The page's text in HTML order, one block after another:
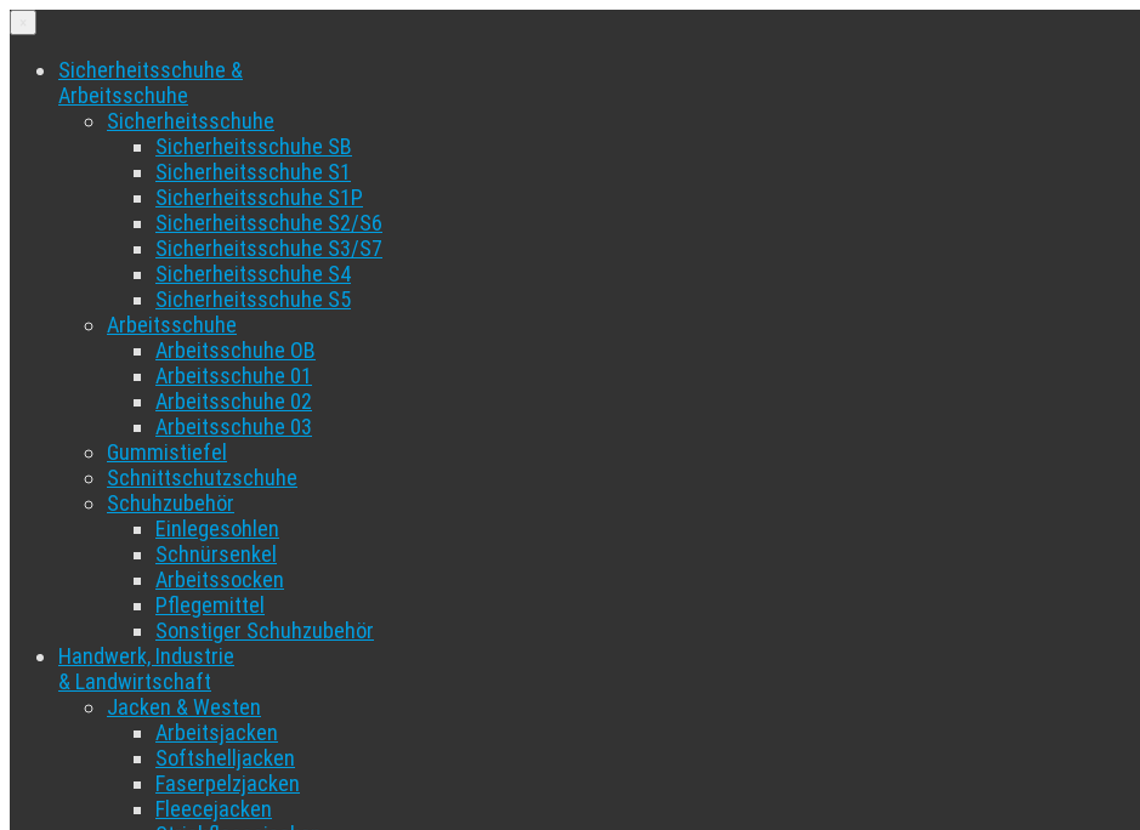
Sicherheitsschuhe &
Arbeitsschuhe
Sicherheitsschuhe
Sicherheitsschuhe SB
Sicherheitsschuhe S1
Sicherheitsschuhe S1P
Sicherheitsschuhe S2/S6
Sicherheitsschuhe S3/S7
Sicherheitsschuhe S4
Sicherheitsschuhe S5
Arbeitsschuhe
Arbeitsschuhe OB
Arbeitsschuhe 01
Arbeitsschuhe 02
Arbeitsschuhe 03
Gummistiefel
Schnittschutzschuhe
Schuhzubehör
Einlegesohlen
Schnürsenkel
Arbeitssocken
Pflegemittel
Sonstiger Schuhzubehör
Handwerk, Industrie
& Landwirtschaft
Jacken & Westen
Arbeitsjacken
Softshelljacken
Faserpelzjacken
Fleecejacken